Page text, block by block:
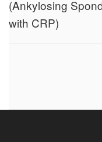
(Ankylosing
with CRP)